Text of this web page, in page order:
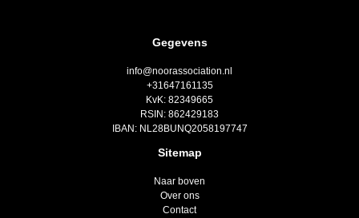
Gegevens
info@noorassociation.nl
+31647161135
KvK: 82349665
RSIN: 862429183
IBAN: NL28BUNQ2058197747
Sitemap
Naar boven
Over ons
Contact